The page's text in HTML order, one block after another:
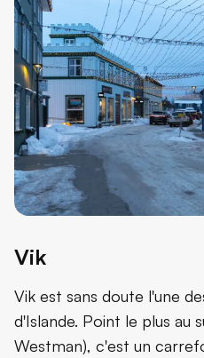
Vik
Vik est sans doute l'une
d'Islande. Point le plus au
Westman), c'est un